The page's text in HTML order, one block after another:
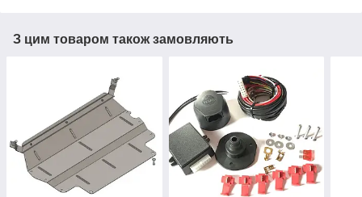
З цим товаром також замовляють